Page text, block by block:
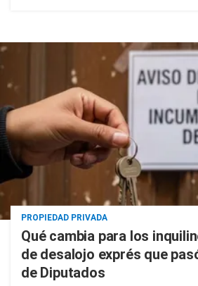
PROPIEDAD PRIVADA
Qué cambia para los
de desalojo exprés que
de Diputados